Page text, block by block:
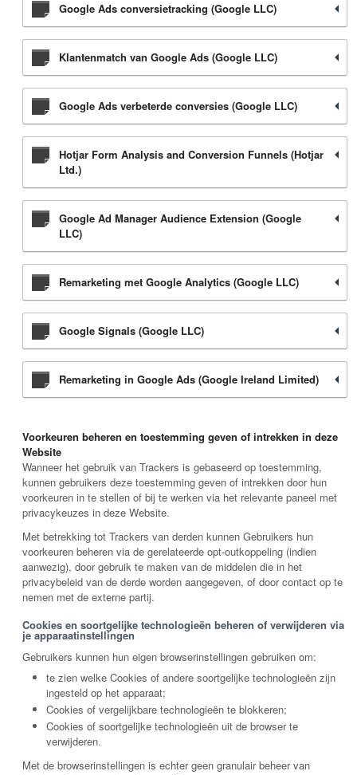
Google Ads conversietracking (Google LLC)
Klantenmatch van Google Ads (Google LLC)
Google Ads verbeterde conversies (Google LLC)
Hotjar Form Analysis and Conversion Funnels (Hotjar
Ltd.)
Google Ad Manager Audience Extension (Google
LLC)
Remarketing met Google Analytics (Google LLC)
Google Signals (Google LLC)
Remarketing in Google Ads (Google Ireland Limited)
Voorkeuren beheren en toestemming geven of intrekken in deze
Website
Wanneer het gebruik van Trackers is gebaseerd op toestemming,
kunnen gebruikers deze toestemming geven of intrekken door hun
voorkeuren in te stellen of bij te werken via het relevante paneel met
privacykeuzes in deze Website.
Met betrekking tot Trackers van derden kunnen Gebruikers hun
voorkeuren beheren via de gerelateerde opt-outkoppeling (indien
aanwezig), door gebruik te maken van de middelen die in het
privacybeleid van de derde worden aangegeven, of door contact op te
nemen met de externe partij.
Cookies en soortgelijke technologieën beheren of verwijderen via
je apparaatinstellingen
Gebruikers kunnen hun eigen browserinstellingen gebruiken om:
te zien welke Cookies of andere soortgelijke technologieën zijn
ingesteld op het apparaat;
Cookies of vergelijkbare technologieën te blokkeren;
Cookies of soortgelijke technologieën uit de browser te
verwijderen.
Met de browserinstellingen is echter geen granulair beheer van